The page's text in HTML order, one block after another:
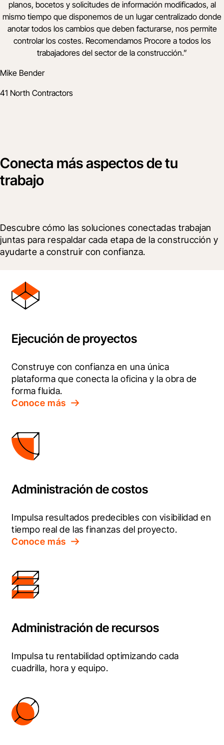
planos, bocetos y solicitudes de información modificados, al
mismo tiempo que disponemos de un lugar centralizado donde
anotar todos los cambios que deben facturarse, nos permite
controlar los costes. Recomendamos Procore a todos los
trabajadores del sector de la construcción.”
Mike Bender
41 North Contractors
Conecta más aspectos de tu
trabajo
Descubre cómo las soluciones conectadas trabajan
juntas para respaldar cada etapa de la construcción y
ayudarte a construir con confianza.
Ejecución de proyectos
Construye con confianza en una única
plataforma que conecta la oficina y la obra de
forma fluida.
Conoce más
Administración de costos
Impulsa resultados predecibles con visibilidad en
tiempo real de las finanzas del proyecto.
Conoce más
Administración de recursos
Impulsa tu rentabilidad optimizando cada
cuadrilla, hora y equipo.